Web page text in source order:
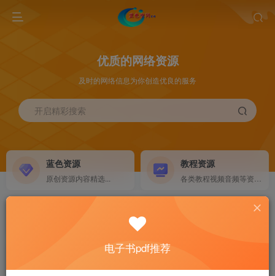
优质的网络资源
及时的网络信息为你创造优良的服务
开启精彩搜索
蓝色资源
原创资源内容精选...
教程资源
计算机 移动设备 软件下载....
电子书籍下载...
电子书pdf推荐